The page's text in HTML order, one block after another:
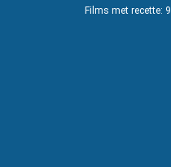
Films met recette: